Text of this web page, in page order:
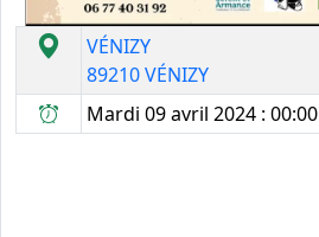
VÉNIZY
89210 VÉNIZY
Mardi 09 avril 2024 : 00:00